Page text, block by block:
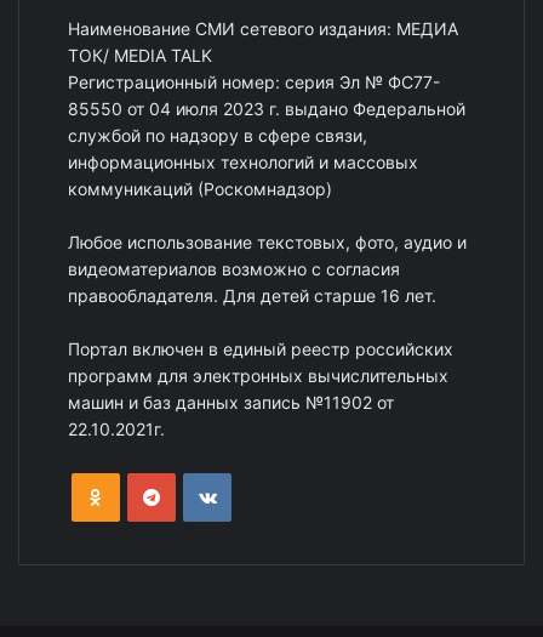
Наименование СМИ сетевого издания: МЕДИА
ТОК/ MEDIA TALK
Регистрационный номер: серия Эл № ФС77-
85550 от 04 июля 2023 г. выдано Федеральной
службой по надзору в сфере связи,
информационных технологий и массовых
коммуникаций (Роскомнадзор)
Любое использование текстовых, фото, аудио и
видеоматериалов возможно с согласия
правообладателя. Для детей старше 16 лет.
Портал включен в единый реестр российских
программ для электронных вычислительных
машин и баз данных запись №11902 от
22.10.2021г.